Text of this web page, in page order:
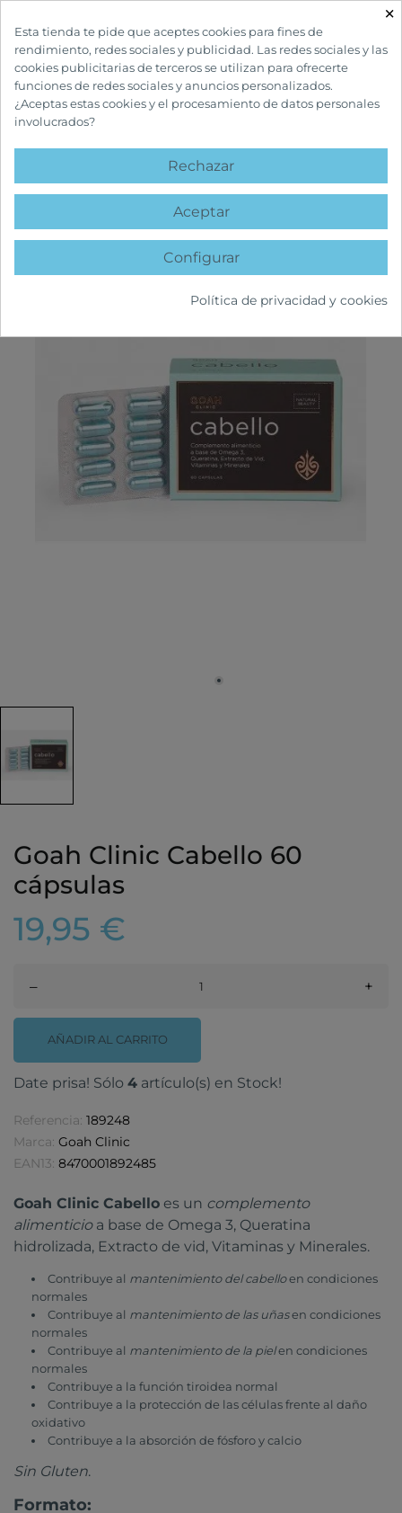
INICIO CUIDADOS CAPILARES
favorite
Goah Clinic Cabello 60
cápsulas
19,95 €
– +
AÑADIR AL CARRITO
Date prisa! Sólo 4 artículo(s) en Stock!
Referencia: 189248
Marca: Goah Clinic
EAN13: 8470001892485
Goah Clinic Cabello es un complemento
alimenticioa base de Omega 3, Queratina
hidrolizada, Extracto de vid, Vitaminas y Minerales.
Contribuye al mantenimiento del cabelloen condiciones
normales
Contribuye al mantenimiento de las uñasen condiciones
normales
Contribuye al mantenimiento de la pielen condiciones
normales
Contribuye a la función tiroidea normal
Contribuye a la protección de las células frente al daño
oxidativo
Contribuye a la absorción de fósforo y calcio
Sin Gluten.
Formato:
×
Esta tienda te pide que aceptes cookies para fines de
rendimiento, redes sociales y publicidad. Las redes sociales y las
cookies publicitarias de terceros se utilizan para ofrecerte
funciones de redes sociales y anuncios personalizados.
¿Aceptas estas cookies y el procesamiento de datos personales
involucrados?
Rechazar
Aceptar
Configurar
Política de privacidad y cookies